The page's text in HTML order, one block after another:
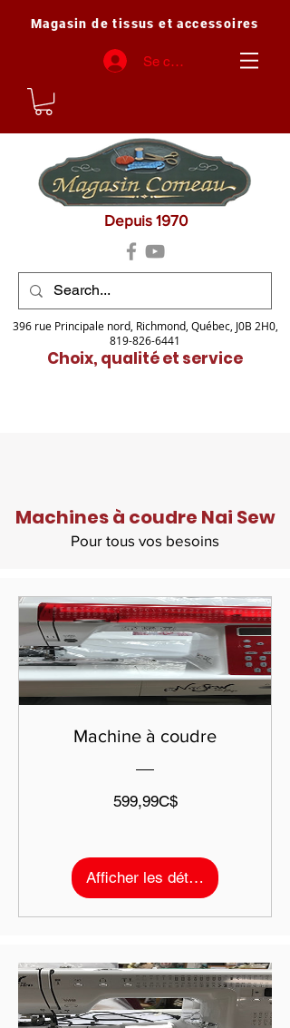
Magasin de tissus et accessoires
Se connecter
Depuis 1970
396 rue Principale nord, Richmond, Québec, J0B 2H0,
819-826-6441
Choix, qualité et service
Machines à coudre Nai Sew
Pour tous vos besoins
Machine à coudre
599,99C$Prix
Afficher les détails